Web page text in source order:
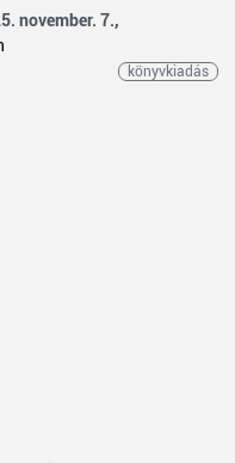
november. 7.,
könyvkiadás